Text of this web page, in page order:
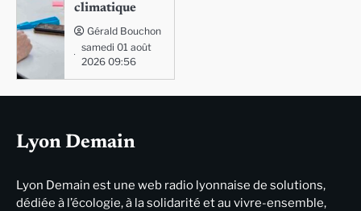
climatique
Gérald Bouchon
samedi 01 août
2026 09:56
Lyon Demain
Lyon Demain est une web radio lyonnaise de solutions,
dédiée à l’écologie, à la solidarité et au vivre-ensemble,